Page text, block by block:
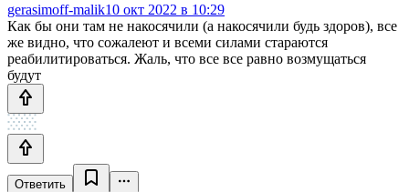
gerasimoff-malik10 окт 2022 в 10:29
Как бы они там не накосячили (а накосячили будь здоров), все
же видно, что сожалеют и всеми силами стараются
реабилитироваться. Жаль, что все все равно возмущаться
будут
Ответить